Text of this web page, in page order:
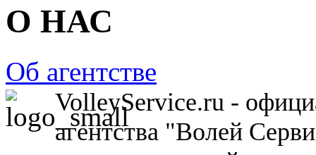
О НАС
Об агентстве
VolleyService.ru -
агентства "Волей